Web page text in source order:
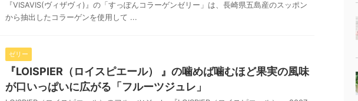
『VISAVIS(ヴィザヴィ)』の「すっぽんコラーゲンゼリー」は、長崎県五島産のスッポン
から抽出したコラーゲンを使用して ...
ゼリー
『LOISPIER（ロイスピエール） 』の噛めば噛むほど果実の風味
が口いっぱいに広がる「フルーツジュレ」